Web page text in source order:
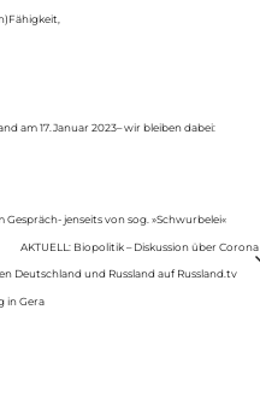
am 17.Januar 2023– wir bleiben dabei:
Gespräch- jenseits von sog. »Schwurbelei«
AKTUELL: Biopolitik – Diskussion über Corona
Deutschland und Russland auf Russland.tv
in Gera